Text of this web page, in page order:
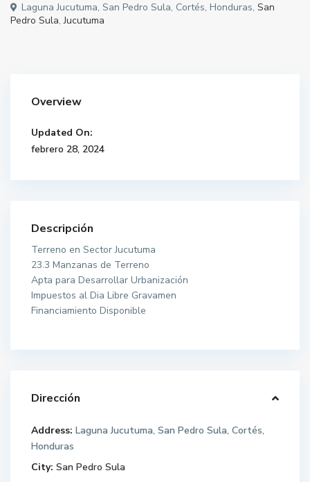
Laguna Jucutuma, San Pedro Sula, Cortés, Honduras, San
Pedro Sula,Jucutuma
Overview
Updated On:
febrero 28, 2024
Descripción
Terreno en Sector Jucutuma
23.3 Manzanas de Terreno
Apta para Desarrollar Urbanización
Impuestos al Dia Libre Gravamen
Financiamiento Disponible
Dirección
Address: Laguna Jucutuma, San Pedro Sula, Cortés,
Honduras
City: San Pedro Sula